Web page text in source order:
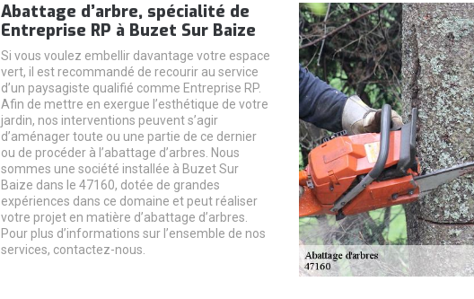
Abattage d’arbre, spécialité de
Entreprise RP à Buzet Sur Baize
Si vous voulez embellir davantage votre espace
vert, il est recommandé de recourir au service
d’un paysagiste qualifié comme Entreprise RP.
Afin de mettre en exergue l’esthétique de votre
jardin, nos interventions peuvent s’agir
d’aménager toute ou une partie de ce dernier
ou de procéder à l’abattage d’arbres. Nous
sommes une société installée à Buzet Sur
Baize dans le 47160, dotée de grandes
expériences dans ce domaine et peut réaliser
votre projet en matière d’abattage d’arbres.
Pour plus d’informations sur l’ensemble de nos
services, contactez-nous.